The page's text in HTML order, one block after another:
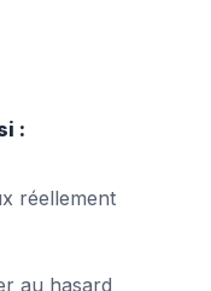
:
réellement
au hasard